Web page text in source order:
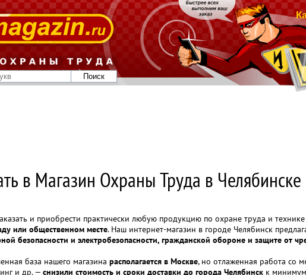
в Магазин Охраны Труда в Челябинске
и приобрести практически любую продукцию по охране труда и
или общественном месте. Наш интернет-магазин в городе Челябинск
безопасности и электробезопасности, гражданской обороне и защите
база нашего магазина располагается в Москве, но отлаженная работа со
и др. — снизили стоимость и сроки доставки до города Челябинск к